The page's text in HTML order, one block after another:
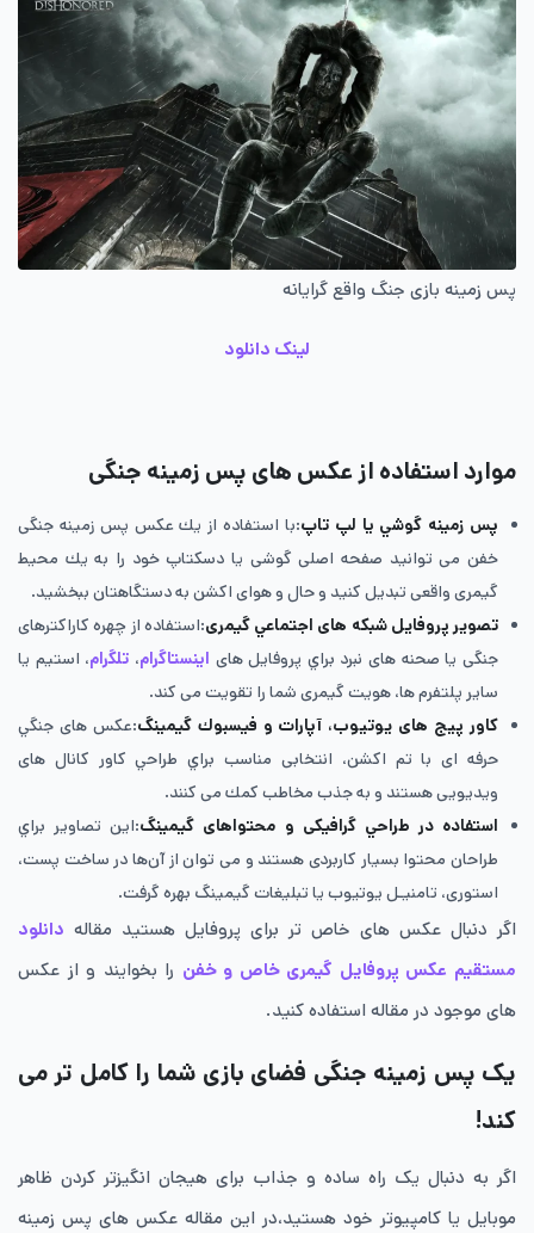
پس زمینه بازی جنگ واقع گرایانه
لینک دانلود
موارد استفاده از عکس های پس زمینه جنگی
پس زمينه گوشي يا لپ تاپ:با استفاده از يك عکس پس زمینه جنگی
خفن می توانيد صفحه اصلی گوشی يا دسكتاپ خود را به يك محيط
گيمری واقعی تبديل كنيد و حال و هوای اكشن به دستگاهتان ببخشيد.
تصوير پروفايل شبكه های اجتماعي گيمری:استفاده از چهره كاراكترهای
جنگی يا صحنه های نبرد براي پروفايل های اينستاگرام، تلگرام، استيم يا
ساير پلتفرم ها، هويت گيمری شما را تقويت می كند.
كاور پيج های یوتيوب، آپارات و فيسبوك گيمينگ:عكس های جنگي
حرفه ای با تم اكشن، انتخابی مناسب براي طراحي كاور كانال های
ويديويی هستند و به جذب مخاطب كمك می كنند.
استفاده در طراحي گرافيكی و محتواهای گيمينگ:اين تصاوير براي
طراحان محتوا بسيار كاربردی هستند و می توان از آن‌ها در ساخت پست،
استوری، تامنيـل يوتيوب يا تبليغات گيمينگ بهره گرفت.
اگر دنبال عکس های خاص تر برای پروفایل هستید مقاله دانلود
مستقیم عکس پروفایل گیمری خاص و خفن را بخوایند و از عکس
های موجود در مقاله استفاده کنید.
یک پس زمینه جنگی فضای بازی شما را کامل تر می
کند!
اگر به دنبال یک راه ساده و جذاب برای هیجان انگیزتر کردن ظاهر
موبایل یا کامپیوتر خود هستید،در این مقاله عکس های پس زمینه